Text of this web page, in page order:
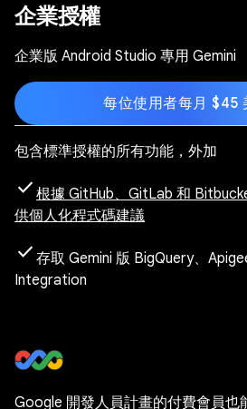
企業授權
企業版 Android Studio 專用 Gemini
每位使用者每月 $45
包含標準授權的所有功能，外加
check 根據 GitHub、GitLab 和
供個人化程式碼建議
check 存取 Gemini 版 BigQuery、
Integration
Google 開發人員計畫的付費會員也